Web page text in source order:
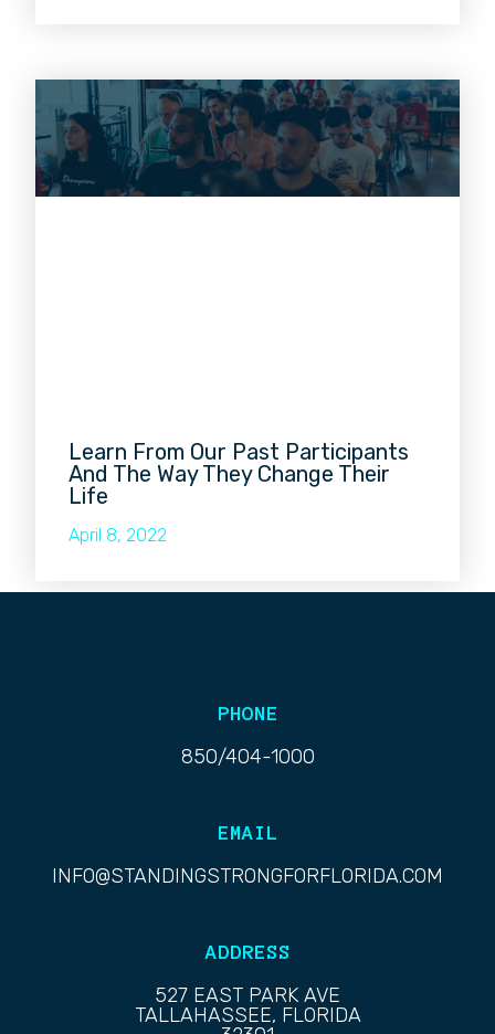
Learn From Our Past Participants
And The Way They Change Their
Life
April 8, 2022
PHONE
850/404-1000
EMAIL
INFO@STANDINGSTRONGFORFLORIDA.COM
ADDRESS
527 EAST PARK AVE
TALLAHASSEE, FLORIDA